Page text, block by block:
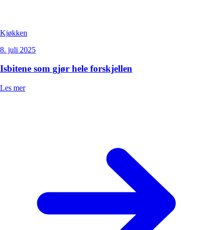
Kjøkken
8. juli 2025
Isbitene som gjør hele forskjellen
Les mer